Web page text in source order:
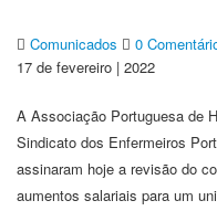
Comunicados
0
17 de fevereiro | 2022
A Associação Portuguesa de
Sindicato dos Enfermeiros
assinaram hoje a revisão do
aumentos salariais para um